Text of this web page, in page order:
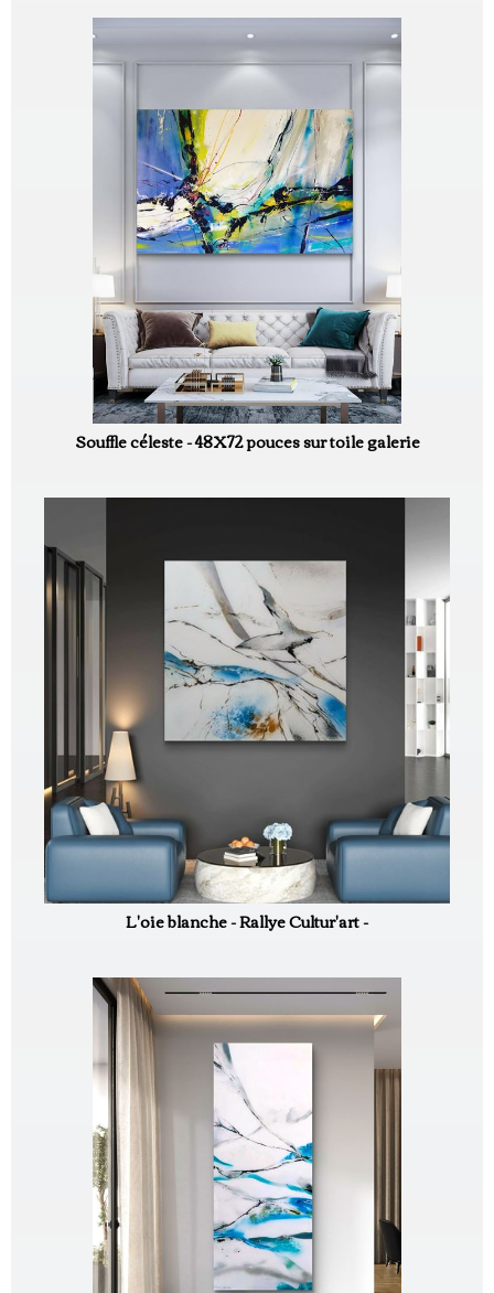
Souffle céleste - 48X72 pouces sur toile galerie
L'oie blanche - Rallye Cultur'art -